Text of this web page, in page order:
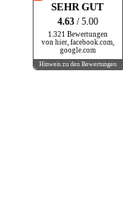
SEHR GUT
4.63 / 5.00
1.321 Bewertungen
von hier, facebook.com,
google.com
Hinweis zu den Bewertungen